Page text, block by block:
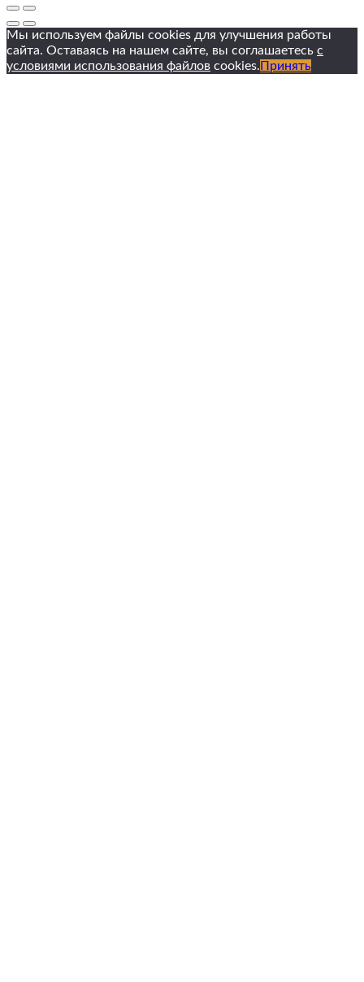
Мы используем файлы cookies для улучшения работы
сайта. Оставаясь на нашем сайте, вы соглашаетесь с
условиями использования файлов cookies. Принять